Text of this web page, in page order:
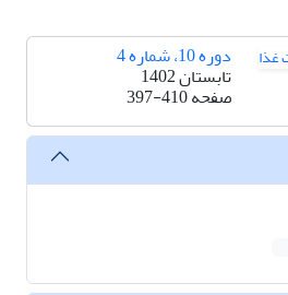
دوره 10، شماره 4
تابستان 1402
صفحه397-410